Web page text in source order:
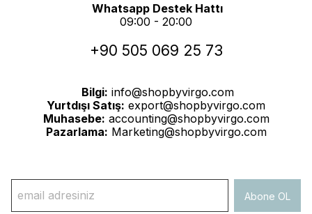
Whatsapp Destek Hattı
09:00 - 20:00
+90 505 069 25 73
Bilgi: info@shopbyvirgo.com
Yurtdışı Satış: export@shopbyvirgo.com
Muhasebe: accounting@shopbyvirgo.com
Pazarlama: Marketing@shopbyvirgo.com
Abone OL